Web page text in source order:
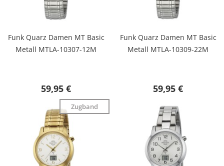
Funk Quarz Damen MT Basic
Metall MTLA-10307-12M
59,95 €
Funk Quarz Damen MT Basic
Metall MTLA-10309-22M
59,95 €
Zugband